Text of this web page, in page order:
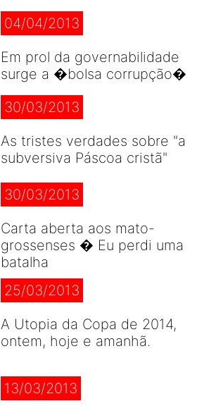
04/04/2013
Em prol da governabilidade
surge a �bolsa corrupção�
30/03/2013
As tristes verdades sobre "a
subversiva Páscoa cristã"
30/03/2013
Carta aberta aos mato-
grossenses � Eu perdi uma
batalha
25/03/2013
A Utopia da Copa de 2014,
ontem, hoje e amanhã.
13/03/2013